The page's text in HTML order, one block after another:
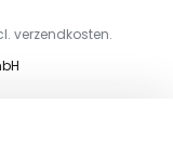
verzendkosten.